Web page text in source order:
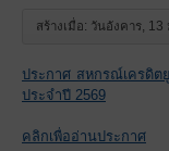
สร้างเมื่อ: วันอังคาร,
ประกาศ สหกรณ์เครดิต
ประจำปี 2569
คลิกเพื่ออ่านประกาศ